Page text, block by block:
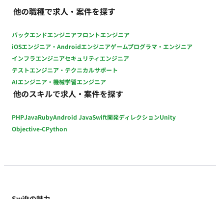
サーバーなど DB：MySQL,PostgreSQL コミュニケーション：
Slack,Chatwork Wikiツール：Confluence プロジェクト管理ツ
他の職種で求人・案件を探す
バックエンドエンジニアフロントエンジニア
iOSエンジニア・Androidエンジニアゲームプログラマ・エンジニア
インフラエンジニアセキュリティエンジニア
テストエンジニア・テクニカルサポート
AIエンジニア・機械学習エンジニア
他のスキルで求人・案件を探す
PHPJavaRubyAndroid JavaSwift開発ディレクションUnity
Objective-CPython